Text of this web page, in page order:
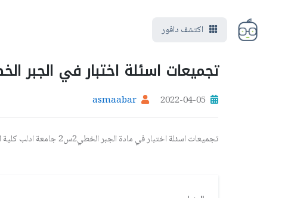
اكتشف دافور
تجميعات اسئلة اختبار في الجبر الخطي2س2 ادلب
2022-04-05
asmaabar
تجميعات اسئلة اختبار في مادة الجبر الخطي2س2 جامعة ادلب كلية العلوم قسم رياضيات